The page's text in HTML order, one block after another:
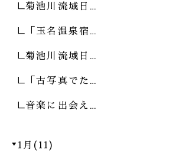
菊池川流域日…
「玉名温泉宿…
菊池川流域日…
「古写真でた…
音楽に出会え…
1月(11)